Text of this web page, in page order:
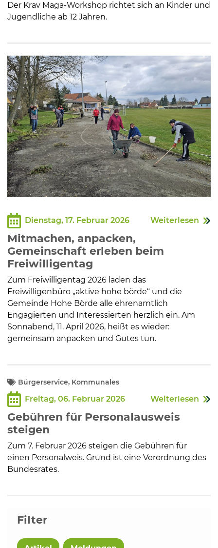
Tourismus, Freizeit, Dorfleben
Der Krav Maga-Workshop richtet sich an Kinder und
Jugendliche ab 12 Jahren.
Dienstag, 17. Februar 2026 Weiterlesen
Mitmachen, anpacken,
Gemeinschaft erleben beim
Freiwilligentag
Zum Freiwilligentag 2026 laden das
Freiwilligenbüro „aktive hohe börde“ und die
Gemeinde Hohe Börde alle ehrenamtlich
Engagierten und Interessierten herzlich ein. Am
Sonnabend, 11. April 2026, heißt es wieder:
gemeinsam anpacken und Gutes tun.
Bürgerservice, Kommunales
Freitag, 06. Februar 2026 Weiterlesen
Gebühren für Personalausweis
steigen
Zum 7. Februar 2026 steigen die Gebühren für
einen Personalweis. Grund ist eine Verordnung des
Bundesrates.
Filter